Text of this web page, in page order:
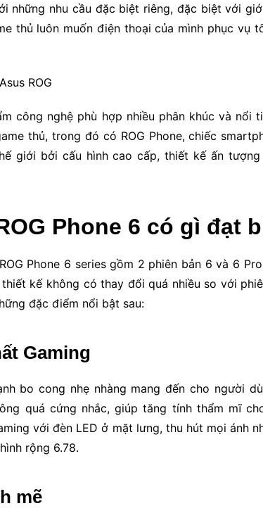
những nhu cầu đặc biệt riêng, đặc biệt với
thủ luôn muốn điện thoại của mình phục vụ
công nghệ phù hợp nhiều phân khúc và nổi
thủ, trong đó có ROG Phone, chiếc
giới bởi cấu hình cao cấp, thiết kế ấn
Phone 6 có gì đạt
Phone 6 series gồm 2 phiên bản 6 và 6
kế không có thay đổi quá nhiều so với
đặc điểm nổi bật sau:
Gaming
bo cong nhẹ nhàng mang đến cho người
quá cứng nhắc, giúp tăng tính thẩm mĩ
với đèn LED ở mặt lưng, thu hút mọi ánh
rộng 6.78.
mẽ